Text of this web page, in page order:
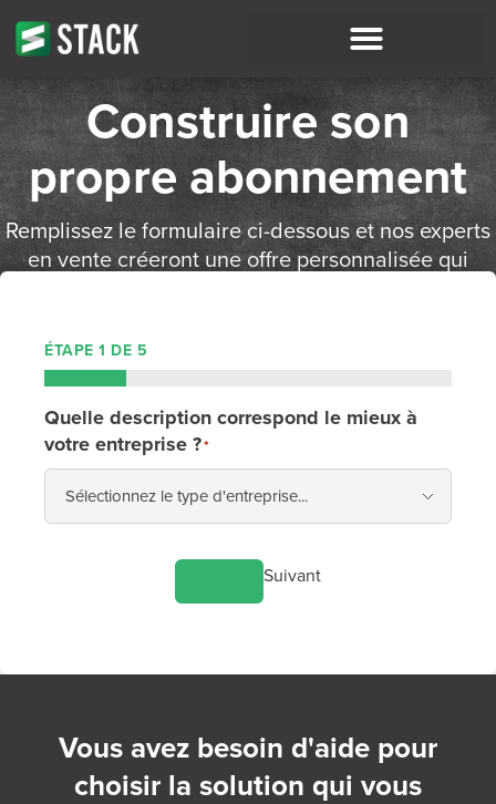
Construire son
propre abonnement
Remplissez le formulaire ci-dessous et nos experts
en vente créeront une offre personnalisée qui
ÉTAPE 1 DE 5
Quelle description correspond le mieux à
votre entreprise ?*
Suivant
Vous avez besoin d'aide pour
choisir la solution qui vous